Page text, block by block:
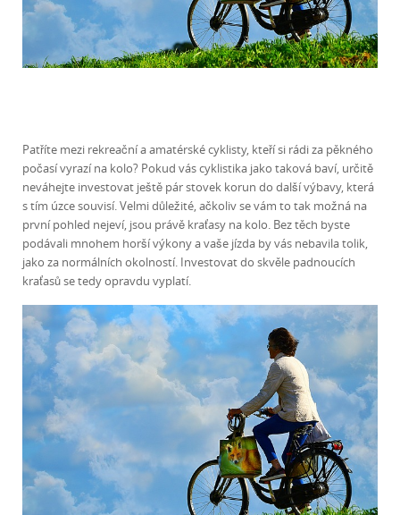
Patříte mezi rekreační a amatérské cyklisty, kteří si rádi za pěkného
počasí vyrazí na kolo? Pokud vás cyklistika jako taková baví, určitě
neváhejte investovat ještě pár stovek korun do další výbavy, která
s tím úzce souvisí. Velmi důležité, ačkoliv se vám to tak možná na
první pohled nejeví, jsou právě kraťasy na kolo. Bez těch byste
podávali mnohem horší výkony a vaše jízda by vás nebavila tolik,
jako za normálních okolností. Investovat do skvěle padnoucích
kraťasů se tedy opravdu vyplatí.